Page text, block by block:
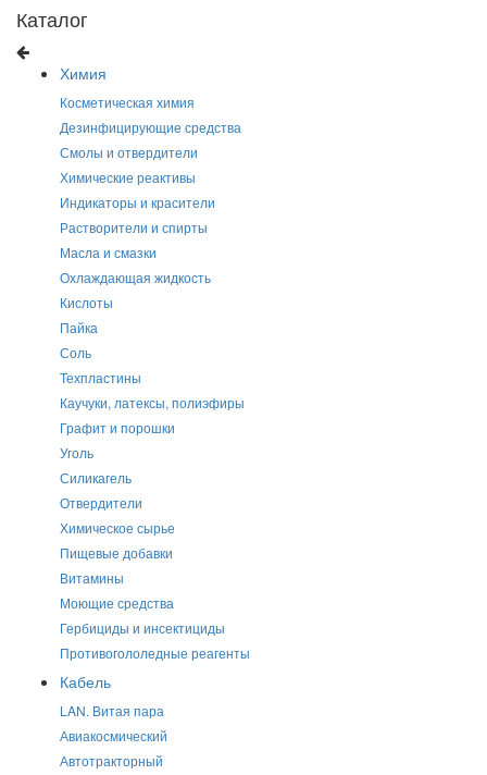
Каталог
Химия
Косметическая химия
Дезинфицирующие средства
Смолы и отвердители
Химические реактивы
Индикаторы и красители
Растворители и спирты
Масла и смазки
Охлаждающая жидкость
Кислоты
Пайка
Соль
Техпластины
Каучуки, латексы, полиэфиры
Графит и порошки
Уголь
Силикагель
Отвердители
Химическое сырье
Пищевые добавки
Витамины
Моющие средства
Гербициды и инсектициды
Противогололедные реагенты
Кабель
LAN. Витая пара
Авиакосмический
Автотракторный